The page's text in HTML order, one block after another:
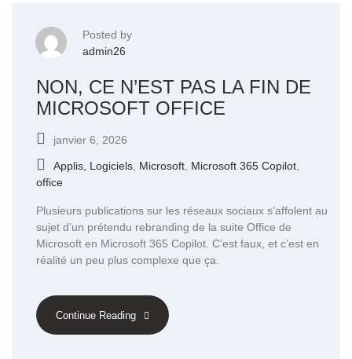
Posted by
admin26
NON, CE N’EST PAS LA FIN DE
MICROSOFT OFFICE
janvier 6, 2026
Applis, Logiciels Microsoft Microsoft 365 Copilot
office
Plusieurs publications sur les réseaux sociaux s’affolent au
sujet d’un prétendu rebranding de la suite Office de
Microsoft en Microsoft 365 Copilot. C’est faux, et c’est en
réalité un peu plus complexe que ça.
Continue Reading